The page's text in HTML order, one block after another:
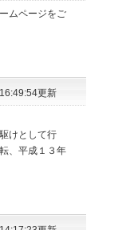
ムページをご
更新
けとして行
、平成１３年